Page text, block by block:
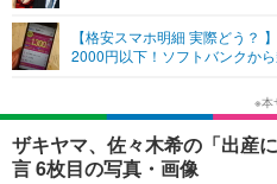
ショッピング
エンタメ
エンタメTOP
音楽
ライフ
ライフTOP
ペット
リリース一覧
プッシュ通知の停止方法
【格安スマホ明細 実際どう？
2000円以下！ソフトバンクから
ザキヤマ、佐々木希の「出産
言 6枚目の写真・画像